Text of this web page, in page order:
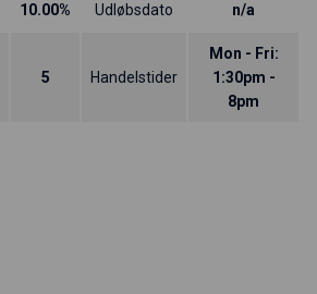
10.00% Udløbsdato n/a
5 Handelstider
Mon - Fri:
1:30pm -
8pm